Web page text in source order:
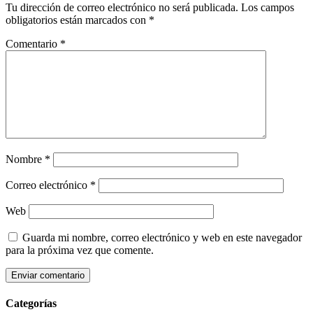
Tu dirección de correo electrónico no será publicada. Los campos
obligatorios están marcados con *
Comentario *
Nombre *
Correo electrónico *
Web
Guarda mi nombre, correo electrónico y web en este navegador
para la próxima vez que comente.
Categorías